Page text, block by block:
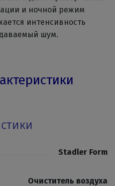
и ночной режим
интенсивность
шум.
Stadler Form
Очиститель воздуха